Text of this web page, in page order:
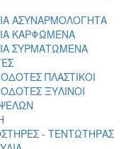
ΑΣΥΝΑΡΜΟΛΟΓΗΤΑ
ΚΑΡΦΩΜΕΝΑ
ΣΥΡΜΑΤΩΜΕΝΑ
ΠΛΑΣΤΙΚΟΙ
ΞΥΛΙΝΟΙ
- ΤΕΝΤΩΤΗΡΑΣ